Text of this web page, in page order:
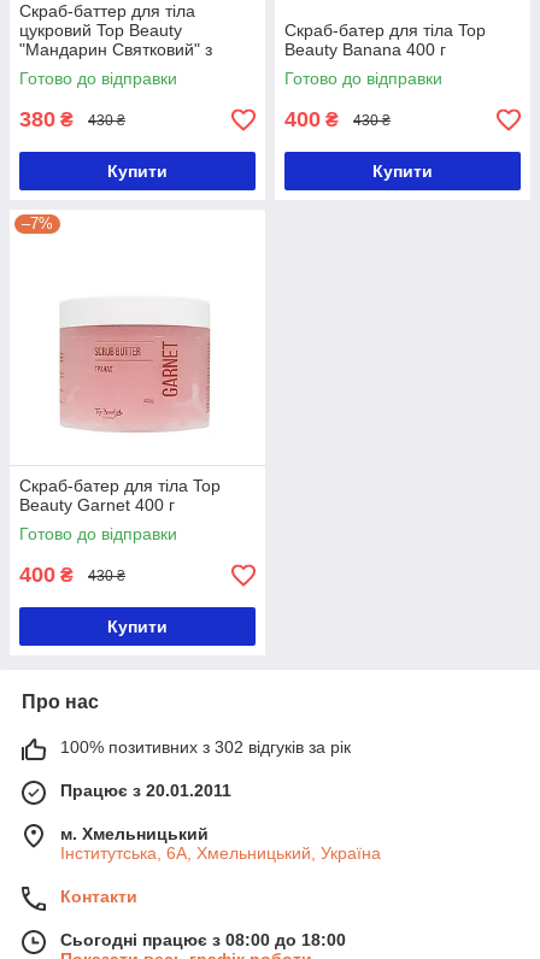
Скраб-баттер для тіла
цукровий Top Beauty
"Мандарин Святковий" з
олією ши 400 г
Готово до відправки
380 ₴ 430 ₴
Купити
Скраб-батер для тіла Top
Beauty Banana 400 г
Готово до відправки
400 ₴ 430 ₴
Купити
–7%
Скраб-батер для тіла Top
Beauty Garnet 400 г
Готово до відправки
400 ₴ 430 ₴
Купити
Про нас
100% позитивних з 302 відгуків за рік
Працює з 20.01.2011
м. Хмельницький
Інститутська, 6А, Хмельницький, Україна
Контакти
Сьогодні працює з 08:00 до 18:00